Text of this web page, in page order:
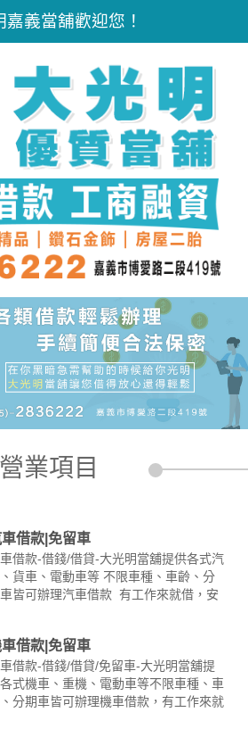
嘉義當舖歡迎您！
營業項目
借款|免留車
借款-借錢/借貸-大光明當舖提供各式汽
貨車、電動車等 不限車種、車齡、分
皆可辦理汽車借款 有工作來就借，安
)及行照正本。 公司車種：1.(公司車)
負責人之身分證正本(雙證件) ……
借款|免留車
借款-借錢/借貸/免留車-大光明當舖提
式機車、重機、電動車等不限車種、車
分期車皆可辦理機車借款，有工作來就